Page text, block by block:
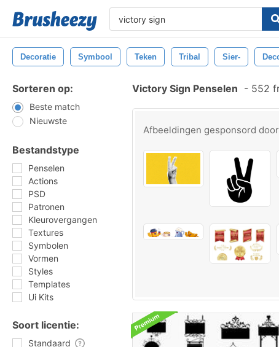
Decoratie Symbool Teken Tribal Sier-
Sorteren op:
Beste match
Nieuwste
Bestandstype
Penselen
Actions
PSD
Patronen
Kleurovergangen
Textures
Symbolen
Vormen
Styles
Templates
Ui Kits
Soort licentie:
Standaard
Victory Sign Penselen - 552
Afbeeldingen gesponsord door